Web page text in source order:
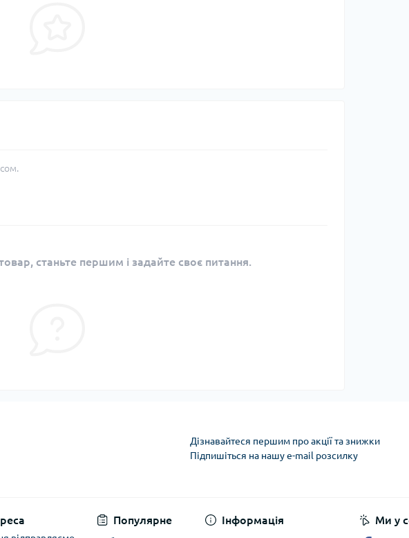
станьте першим і задайте своє питання.
Дізнавайтеся першим про акції та знижки
Підпишіться на нашу e-mail розсилку
Популярне Інформація Ми у